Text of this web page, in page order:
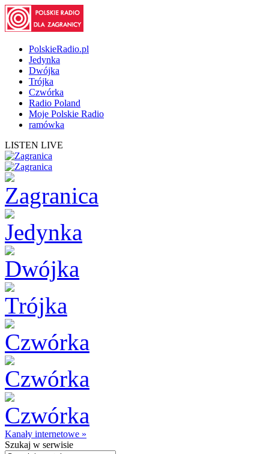
PolskieRadio.pl
Jedynka
Dwójka
Trójka
Czwórka
Radio Poland
Moje Polskie Radio
ramówka
LISTEN LIVE
Kanały internetowe »
Szukaj w serwisie